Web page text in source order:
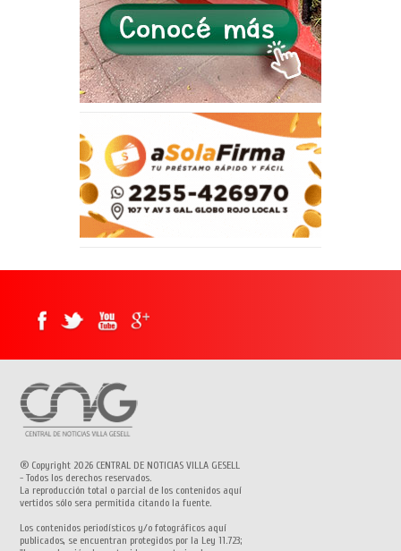
® Copyright 2026 CENTRAL DE NOTICIAS VILLA GESELL
- Todos los derechos reservados.
La reproducción total o parcial de los contenidos aquí
vertidos sólo sera permitida citando la fuente.
Los contenidos periodísticos y/o fotográficos aquí
publicados, se encuentran protegidos por la Ley 11.723;